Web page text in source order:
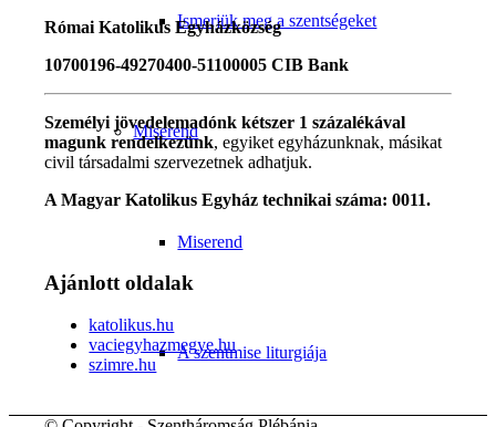
Ismerjük meg a szentségeket
Miserend
Miserend
A szentmise liturgiája
Római Katolikus Egyházközség
10700196-49270400-51100005 CIB Bank
Személyi jövedelemadónk kétszer 1 százalékával
magunk rendelkezünk, egyiket egyházunknak, másikat
civil társadalmi szervezetnek adhatjuk.
A Magyar Katolikus Egyház technikai száma: 0011.
Ajánlott oldalak
katolikus.hu
vaciegyhazmegye.hu
szimre.hu